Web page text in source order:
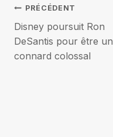
Navigation
de
PRÉCÉDENT
Disney poursuit Ron
DeSantis pour être un
connard colossal